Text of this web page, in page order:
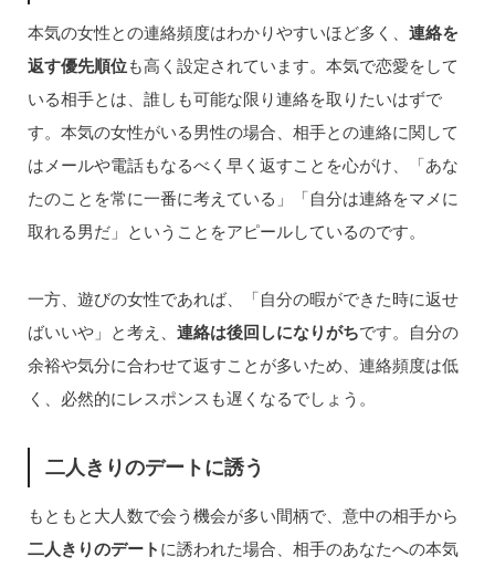
本気の女性との連絡頻度はわかりやすいほど多く、 連絡を
返す優先順位も高く設定されています。本気で恋愛をして
いる相手とは、誰しも可能な限り連絡を取りたいはずで
す。本気の女性がいる男性の場合、相手との連絡に関して
はメールや電話もなるべく早く返すことを心がけ、「あな
たのことを常に一番に考えている」「自分は連絡をマメに
取れる男だ」ということをアピールしているのです。
一方、遊びの女性であれば、「自分の暇ができた時に返せ
ばいいや」と考え、 連絡は後回しになりがちです。自分の
余裕や気分に合わせて返すことが多いため、連絡頻度は低
く、必然的にレスポンスも遅くなるでしょう。
二人きりのデートに誘う
もともと大人数で会う機会が多い間柄で、意中の相手から
二人きりのデート に誘われた場合、相手のあなたへの本気